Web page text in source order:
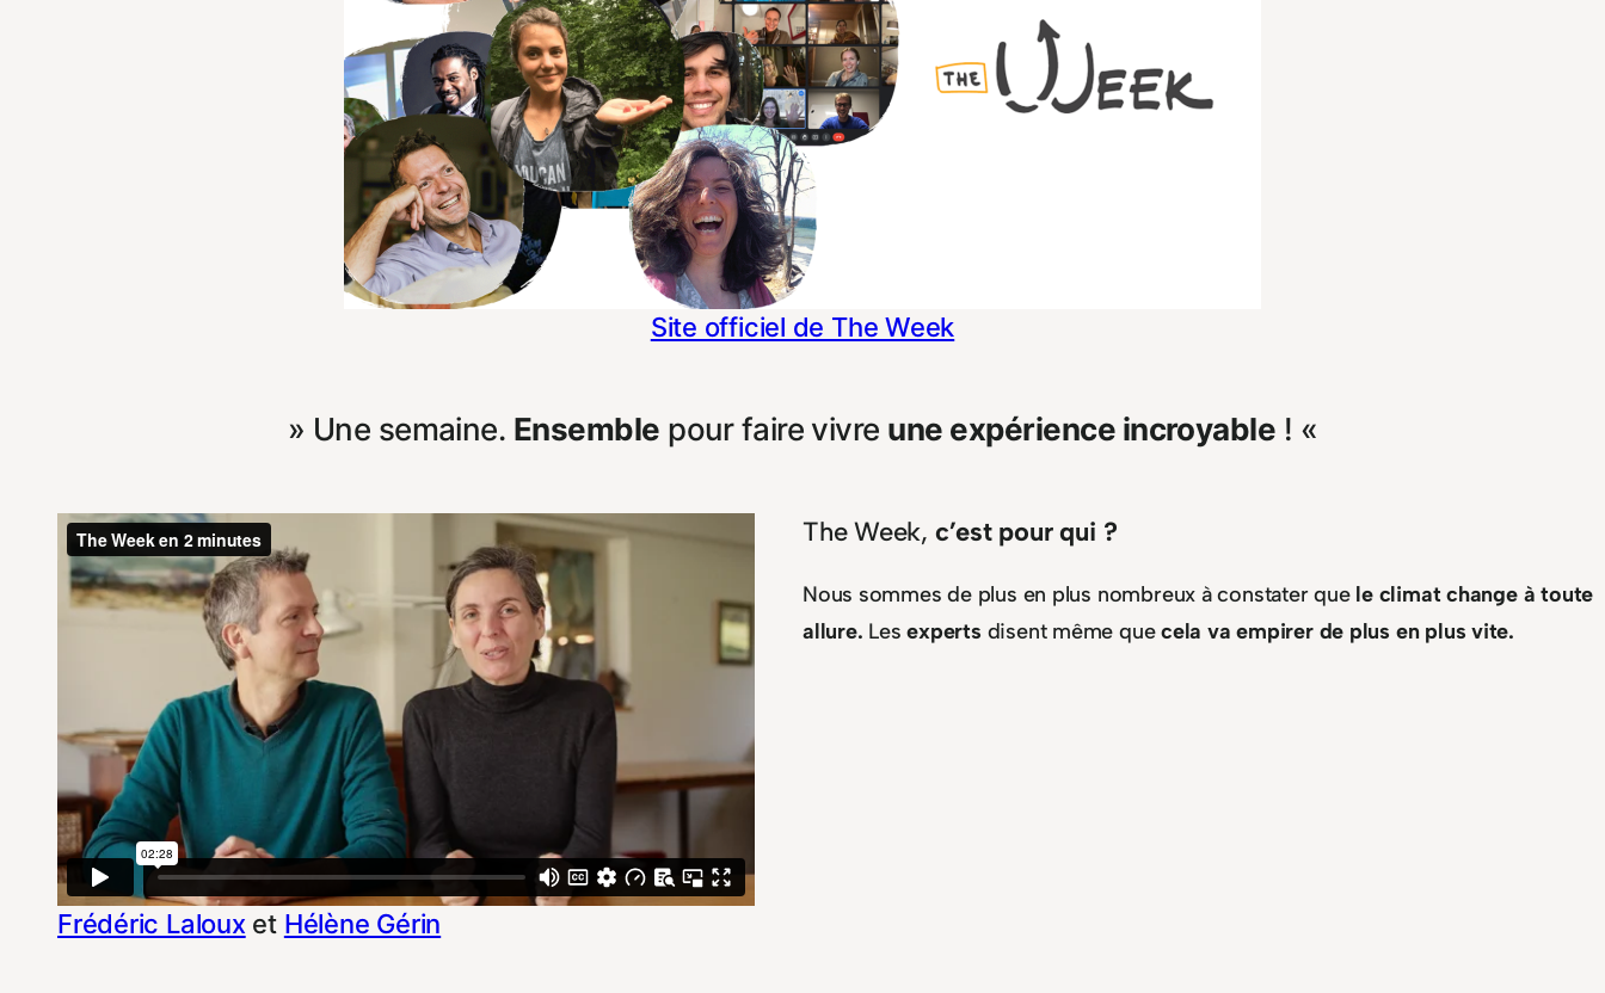
Site officiel de The Week
» Une semaine. Ensemble pour faire vivre une expérience incroyable ! «
Frédéric Laloux et Hélène Gérin
The Week, c’est pour qui ?
Nous sommes de plus en plus nombreux à constater quele climat change à toute
allure. Lesexperts disent même quecela va empirer de plus en plus vite.